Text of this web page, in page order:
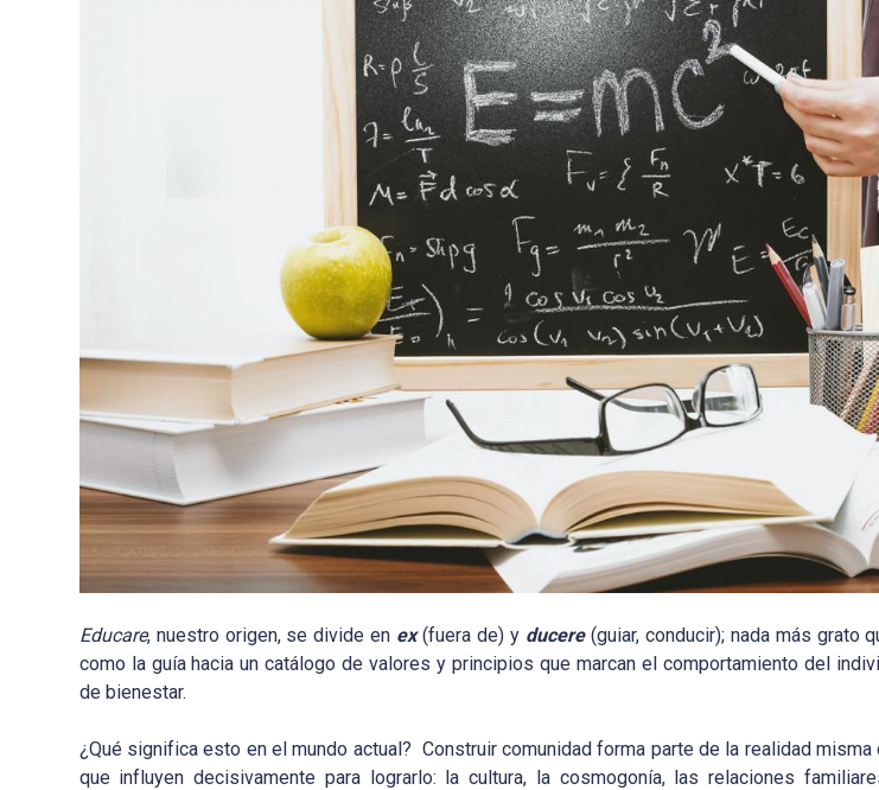
Educare, nuestro origen, se divide en ex(fuera de) y ducere(guiar, conducir); nada más grato
como la guía hacia un catálogo de valores y principios que marcan el comportamiento del
de bienestar.
¿Qué significa esto en el mundo actual? Construir comunidad forma parte de la realidad
que influyen decisivamente para lograrlo: la cultura, la cosmogonía, las relaciones